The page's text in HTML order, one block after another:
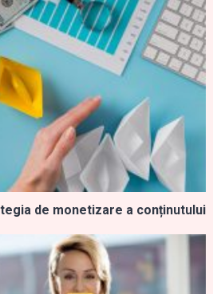
de monetizare a conținutului